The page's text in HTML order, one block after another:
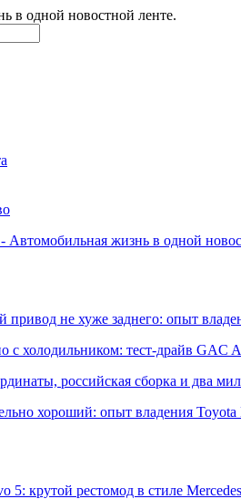
в одной новостной ленте.
Автомобильная жизнь в одной
привод не хуже заднего: опыт
с холодильником: тест-драйв GAC
российская сборка и два
хороший: опыт владения
5: крутой рестомод в стиле